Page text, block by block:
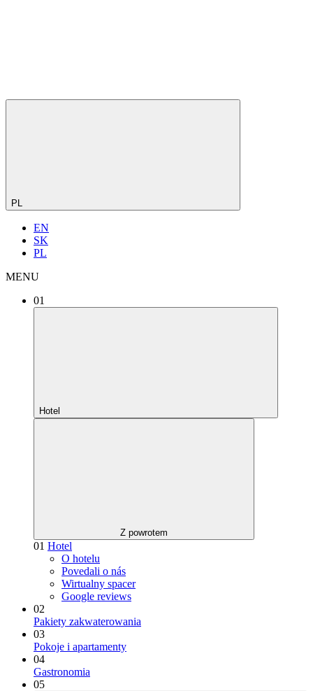
PL
EN
SK
PL
MENU
01
Hotel
Z powrotem
01 Hotel
O hotelu
Povedali o nás
Wirtualny spacer
Google reviews
02
Pakiety zakwaterowania
03
Pokoje i apartamenty
04
Gastronomia
05